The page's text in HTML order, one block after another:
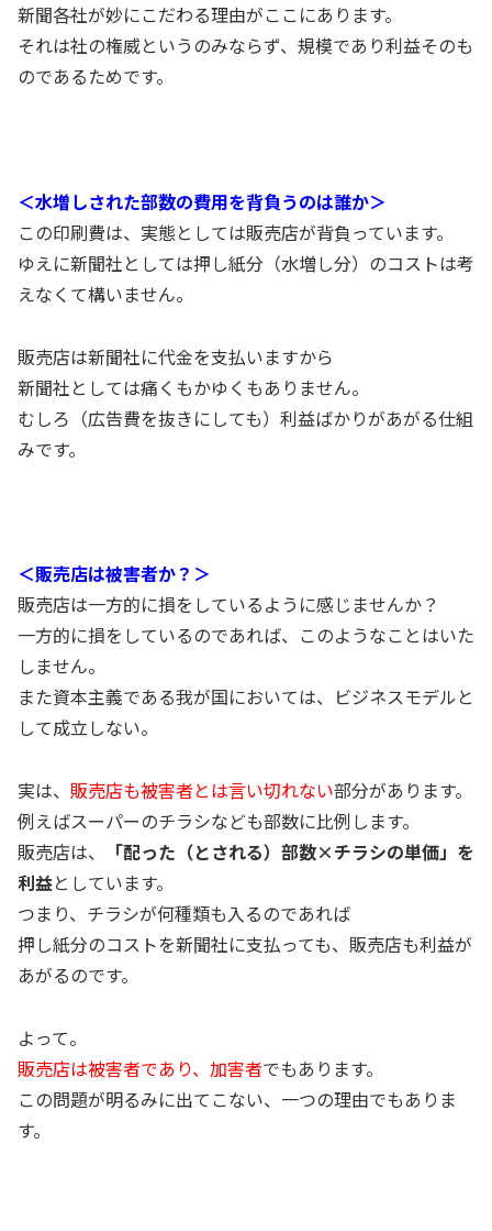
新聞各社が妙にこだわる理由がここにあります。
それは社の権威というのみならず、規模であり利益そのも
のであるためです。
＜水増しされた部数の費用を背負うのは誰か＞
この印刷費は、実態としては販売店が背負っています。
ゆえに新聞社としては押し紙分（水増し分）のコストは考
えなくて構いません。
販売店は新聞社に代金を支払いますから
新聞社としては痛くもかゆくもありません。
むしろ（広告費を抜きにしても）利益ばかりがあがる仕組
みです。
＜販売店は被害者か？＞
販売店は一方的に損をしているように感じませんか？
一方的に損をしているのであれば、このようなことはいた
しません。
また資本主義である我が国においては、ビジネスモデルと
して成立しない。
実は、 販売店も被害者とは言い切れない部分があります。
例えばスーパーのチラシなども部数に比例します。
販売店は、
「配った（とされる）部数×チラシの単価」を
利益としています。
つまり、チラシが何種類も入るのであれば
押し紙分のコストを新聞社に支払っても、販売店も利益が
あがるのです。
よって。
販売店は被害者であり、加害者でもあります。
この問題が明るみに出てこない、一つの理由でもありま
す。